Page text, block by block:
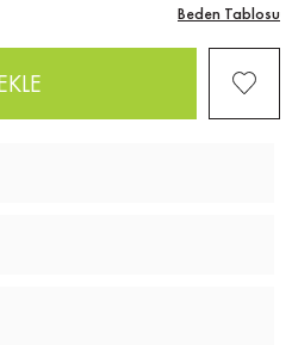
Beden Tablosu